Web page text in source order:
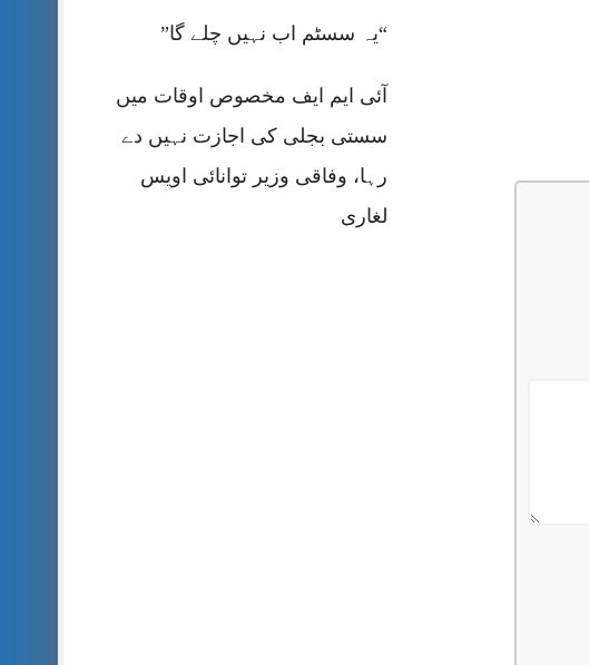
“یہ سسٹم اب نہیں چلے گا”
آئی ایم ایف مخصوص اوقات میں
سستی بجلی کی اجازت نہیں دے
رہا، وفاقی وزیر توانائی اویس
لغاری